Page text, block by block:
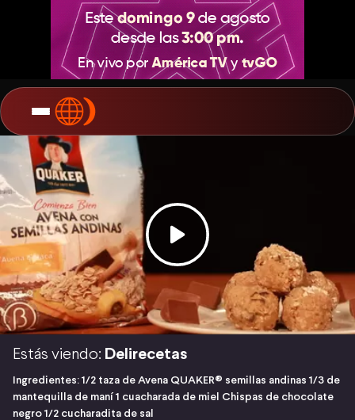
Estás viendo: Delirecetas
Ingredientes: 1/2 taza de Avena QUAKER® semillas andinas 1/3 de
mantequilla de maní 1 cuacharada de miel Chispas de chocolate
negro 1/2 cucharadita de sal